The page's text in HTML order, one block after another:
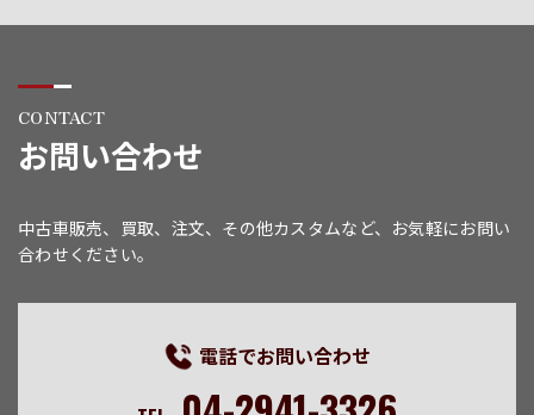
お問い合わせ
CONTACT
中古車販売、買取、注文、その他カスタムなど、お気軽にお問い
合わせください。
電話でお問い合わせ